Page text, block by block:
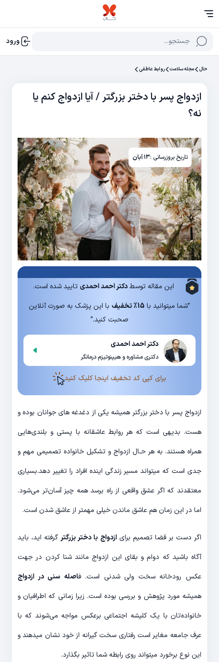
جستجو... ورود
حال مجله سلامت روابط عاطفی
ازدواج پسر با دختر بزرگتر / آیا ازدواج کنم یا
نه؟
تاریخ بروزرسانی :۱۳ آبان
این مقاله توسطدکتر احمد احمدی تایید شده است.
”شما میتوانید با 15% تخفیف
با این پزشک به صورت آنلاین
صحبت کنید.“
دکتر احمد احمدی
دکتری مشاوره و هیپنوتیزم درمانگر
برای کپی کد تخفیف اینجا کلیک کنید
ازدواج پسر با دختر بزرگتر همیشه یکی از دغدغه های جوانان بوده و
هست. بدیهی است که هر روابط عاشقانه با پستی و بلندی‌هایی
همراه هستند. به هر حـال ازدواج و تشکیل خانواده تصمیمی مهم و
جدی است که میتواند مسیر زندگی اینده افراد را تغییر دهد.بسیاری
معتقدند که اگر عشق واقعی از راه برسد همه چیز آسان‌تر می‌شود.
اما در این زمان هم عاشق ماندن خیلی مهمتر از عاشق شدن است.
اگر دست بر قضا تصمیم برایازدواج با دختر بزرگترگرفته اید، باید
آگاه باشید که دوام و بقای این ازدواج مانند شنا کردن در جهت
عکس رودخانه سخت ولی شدنی است. فاصله سنی در ازدواج
همیشه مورد پژوهش و بررسی بوده است. زیرا زمانی که اطرافیان و
خانواده‌تان با یک کلیشه اجتماعی برعکس مواجه می‌شوند که با
عرف جامعه مغایر است رفتاری سخت گیرانه از خود نشان میدهند و
این نوع برخورد میتواند روی رابطه شما تاثیر بگذارد.